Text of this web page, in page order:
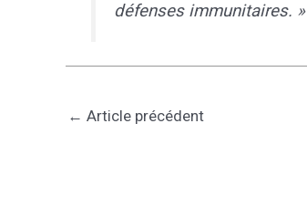
défenses immunitaires. »
← Article précédent